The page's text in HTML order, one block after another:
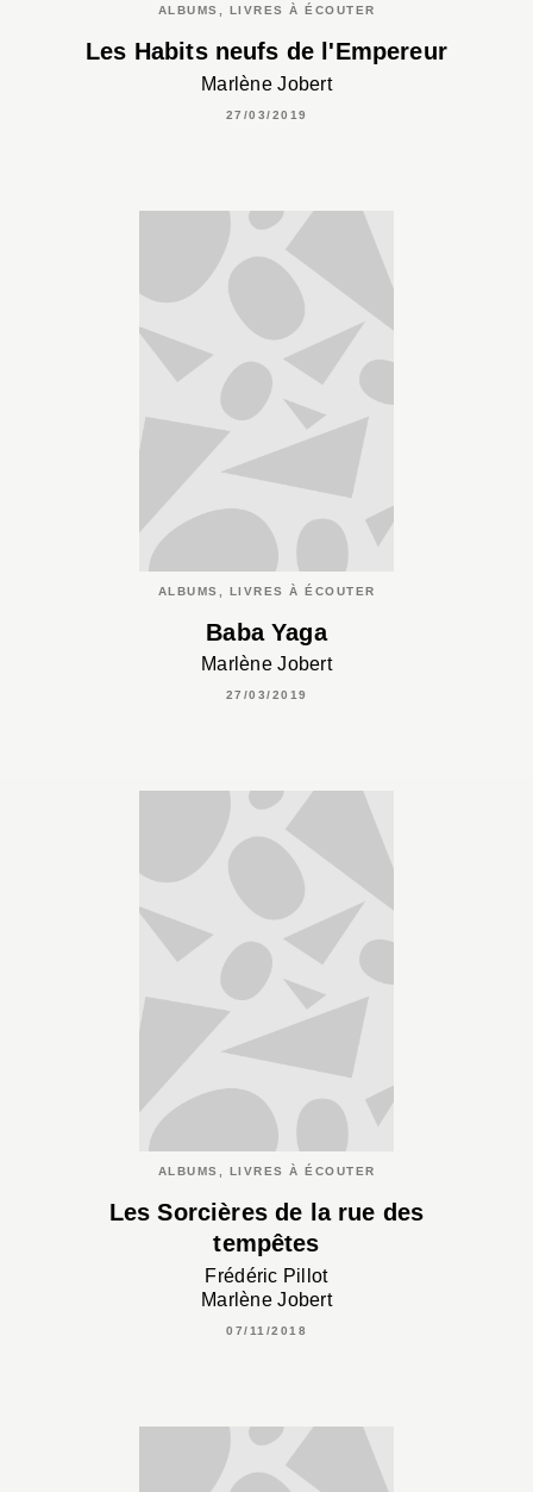
ALBUMS, LIVRES À ÉCOUTER
Les Habits neufs de l'Empereur
Marlène Jobert
27/03/2019
ALBUMS, LIVRES À ÉCOUTER
Baba Yaga
Marlène Jobert
27/03/2019
ALBUMS, LIVRES À ÉCOUTER
Les Sorcières de la rue des
tempêtes
Frédéric Pillot
Marlène Jobert
07/11/2018